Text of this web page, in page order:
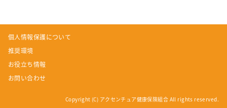
個人情報保護について
推奨環境
お役立ち情報
お問い合わせ
Copyright (C) アクセンチュア健康保険組合 All rights reserved.